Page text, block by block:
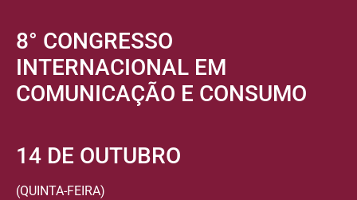
8° CONGRESSO
INTERNACIONAL EM
COMUNICAÇÃO E CONSUMO
14 DE OUTUBRO
(QUINTA-FEIRA)